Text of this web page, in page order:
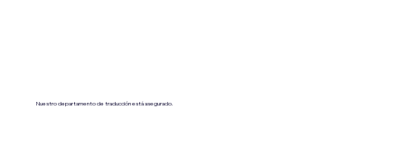
Nuestro departamento de traducción está asegurado.